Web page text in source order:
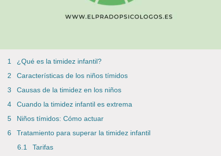
¿Qué es la timidez infantil?
Características de los niños tímidos
Causas de la timidez en los niños
Cuando la timidez infantil es extrema
Niños tímidos: Cómo actuar
Tratamiento para superar la timidez infantil
Tarifas